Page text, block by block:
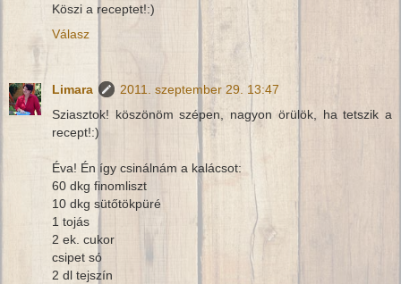
Köszi a receptet!:)
Válasz
Limara
2011. szeptember 29. 13:47
Sziasztok! köszönöm szépen, nagyon örülök, ha tetszik a
recept!:)
Éva! Én így csinálnám a kalácsot:
60 dkg finomliszt
10 dkg sütőtökpüré
1 tojás
2 ek. cukor
csipet só
2 dl tejszín